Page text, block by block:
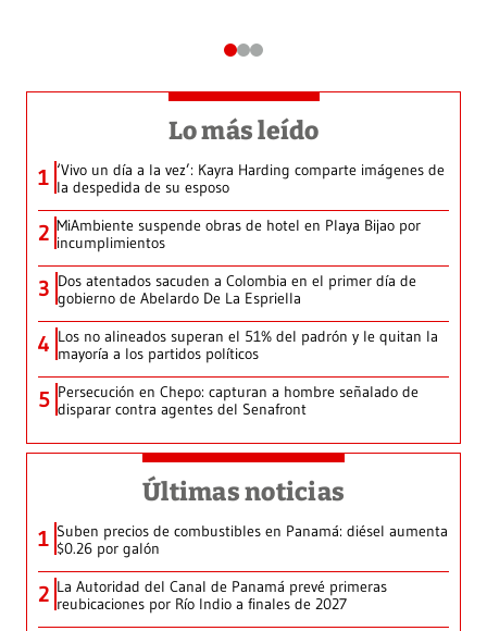
Lo más leído
1 ‘Vivo un día a la vez’: Kayra Harding comparte imágenes de
la despedida de su esposo
2 MiAmbiente suspende obras de hotel en Playa Bijao por
incumplimientos
3 Dos atentados sacuden a Colombia en el primer día de
gobierno de Abelardo De La Espriella
4 Los no alineados superan el 51% del padrón y le quitan la
mayoría a los partidos políticos
5 Persecución en Chepo: capturan a hombre señalado de
disparar contra agentes del Senafront
Últimas noticias
1 Suben precios de combustibles en Panamá: diésel aumenta
$0.26 por galón
2 La Autoridad del Canal de Panamá prevé primeras
reubicaciones por Río Indio a finales de 2027